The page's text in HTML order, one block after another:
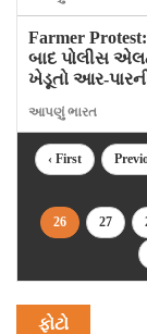
Farmer
બાદ પોલીસ
ખેડૂતો આર-
આપણું ભારત
‹ First
26 27
ફોટો